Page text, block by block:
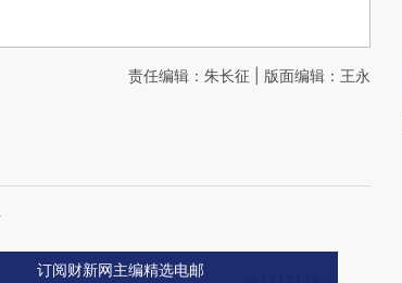
责任编辑：朱长征 | 版面编辑：王永
订阅财新网主编精选电邮